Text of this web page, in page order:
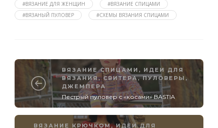
#ВЯЗАНИЕ ДЛЯ ЖЕНЩИН
#ВЯЗАНИЕ СПИЦАМИ
#ВЯЗАНЫЙ ПУЛОВЕР
#СХЕМЫ ВЯЗАНИЯ СПИЦАМИ
ВЯЗАНИЕ СПИЦАМИ , ИДЕИ ДЛЯ
ВЯЗАНИЯ, СВИТЕРА, ПУЛОВЕРЫ,
ДЖЕМПЕРА
Пестрый пуловер с «косами» BASTIA
ВЯЗАНИЕ КРЮЧКОМ,ИДЕИ ДЛЯ